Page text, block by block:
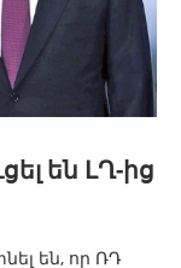
են ԼՂ-ից
են, որ ՌԴ